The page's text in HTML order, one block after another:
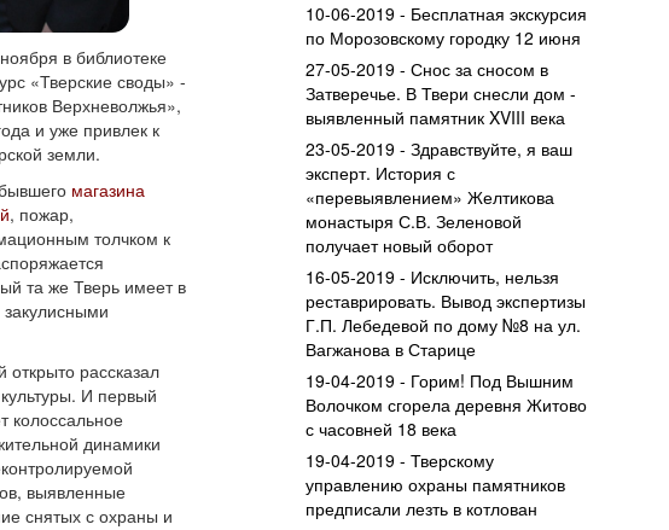
в библиотеке
«Тверские своды» -
Верхневолжья»,
и уже привлек к
земли.
магазина
, пожар,
толчком к
та же Тверь имеет в
рассказал
И первый
колоссальное
динамики
выявленные
снятых с охраны и
10-06-2019 - Бесплатная экскурсия
по Морозовскому городку 12 июня
27-05-2019 - Снос за сносом в
Затверечье. В Твери снесли дом -
выявленный памятник XVIII века
23-05-2019 - Здравствуйте, я ваш
эксперт. История с
«перевыявлением» Желтикова
монастыря С.В. Зеленовой
получает новый оборот
16-05-2019 - Исключить, нельзя
реставрировать. Вывод экспертизы
Г.П. Лебедевой по дому №8 на ул.
Вагжанова в Старице
19-04-2019 - Горим! Под Вышним
Волочком сгорела деревня Житово
с часовней 18 века
19-04-2019 - Тверскому
управлению охраны памятников
предписали лезть в котлован